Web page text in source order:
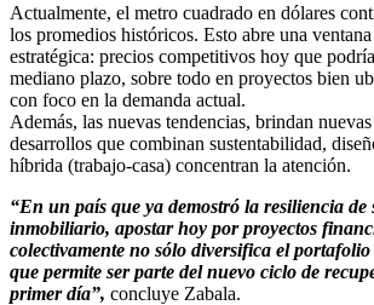
Actualmente, el metro cuadrado en dólares
los promedios históricos. Esto abre una
estratégica: precios competitivos hoy que
mediano plazo, sobre todo en proyectos bien
con foco en la demanda actual.
Además, las nuevas tendencias, brindan
desarrollos que combinan sustentabilidad,
híbrida (trabajo-casa) concentran la atención.
“En un país que ya demostró la resiliencia de
inmobiliario, apostar hoy por proyectos
colectivamente no sólo diversifica el
que permite ser parte del nuevo ciclo de
primer día”, concluye Zabala.